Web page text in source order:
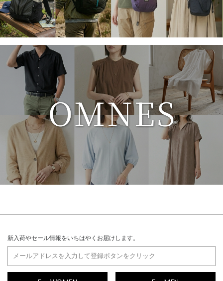
新入荷やセール情報をいちはやくお届けします。